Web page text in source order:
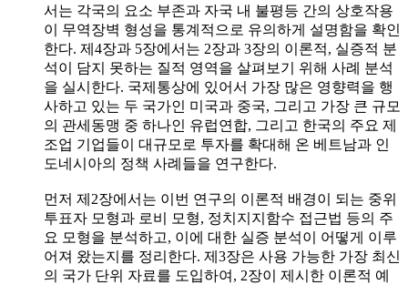
서는 각국의 요소 부존과 자국 내 불평등 간의 상호작용
이 무역장벽 형성을 통계적으로 유의하게 설명함을 확인
한다. 제4장과 5장에서는 2장과 3장의 이론적, 실증적 분
석이 담지 못하는 질적 영역을 살펴보기 위해 사례 분석
을 실시한다. 국제통상에 있어서 가장 많은 영향력을 행
사하고 있는 두 국가인 미국과 중국, 그리고 가장 큰 규모
의 관세동맹 중 하나인 유럽연합, 그리고 한국의 주요 제
조업 기업들이 대규모로 투자를 확대해 온 베트남과 인
도네시아의 정책 사례들을 연구한다.
먼저 제2장에서는 이번 연구의 이론적 배경이 되는 중위
투표자 모형과 로비 모형, 정치지지함수 접근법 등의 주
요 모형을 분석하고, 이에 대한 실증 분석이 어떻게 이루
어져 왔는지를 정리한다. 제3장은 사용 가능한 가장 최신
의 국가 단위 자료를 도입하여, 2장이 제시한 이론적 예